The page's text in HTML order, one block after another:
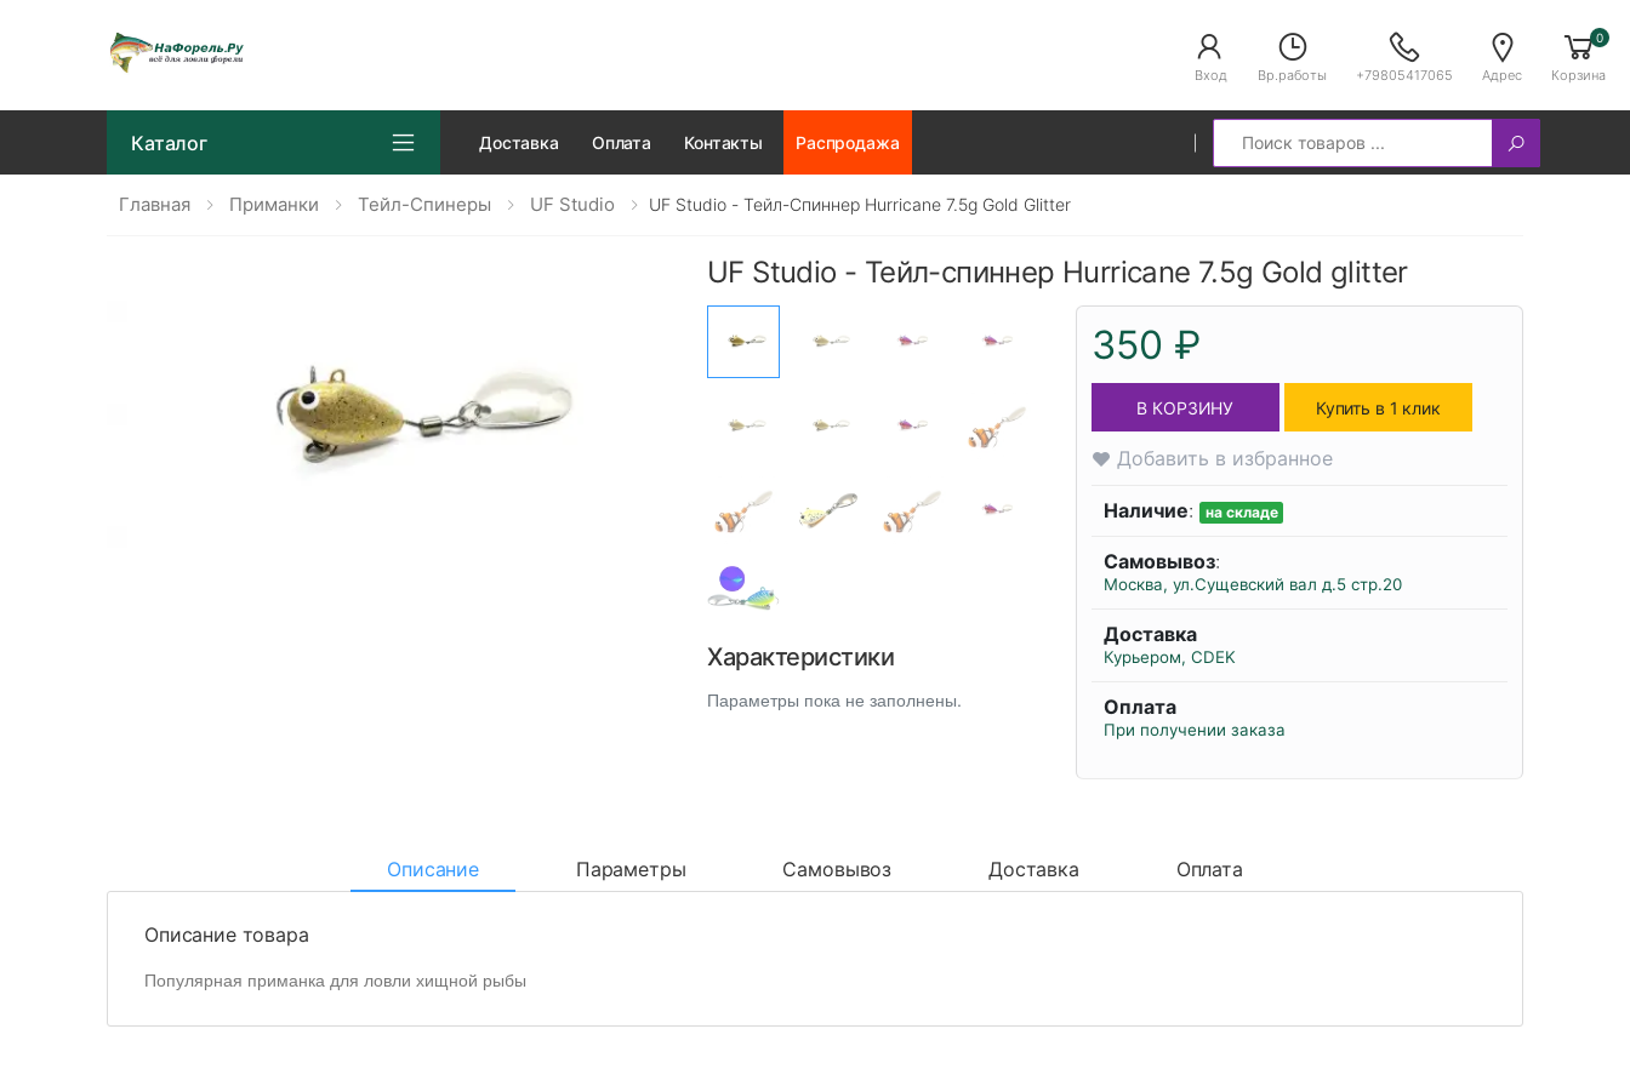
Вход Вр.работы +79805417065 Адрес
0
Корзина
Каталог Доставка Оплата Контакты Распродажа
Search
Главная Приманки Тейл-Спинеры UF Studio UF Studio - Тейл-Спиннер Hurricane 7.5g Gold Glitter
UF Studio - Тейл-спиннер Hurricane 7.5g Gold glitter
Характеристики
Параметры пока не заполнены.
350 ₽
В КОРЗИНУ Купить в 1 клик
Добавить в избранное
Наличие: на складе
Самовывоз:
Москва, ул.Сущевский вал д.5 стр.20
Доставка
Курьером, CDEK
Оплата
При получении заказа
Описание Параметры Самовывоз Доставка Оплата
Описание товара
Популярная приманка для ловли хищной рыбы